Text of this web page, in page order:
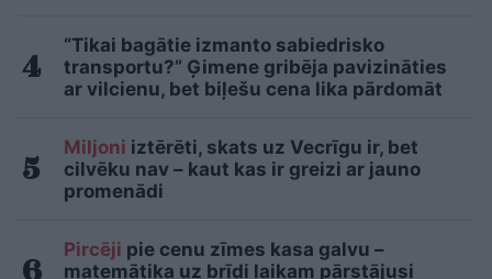
“Tikai bagātie izmanto sabiedrisko
transportu?” Ģimene gribēja pavizināties
ar vilcienu, bet biļešu cena lika pārdomāt
Miljoni iztērēti, skats uz Vecrīgu ir, bet
cilvēku nav – kaut kas ir greizi ar jauno
promenādi
Pircēji pie cenu zīmes kasa galvu –
matemātika uz brīdi laikam pārstājusi